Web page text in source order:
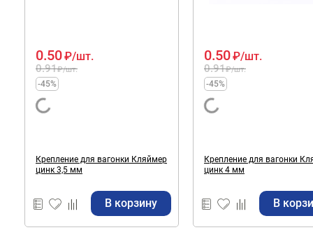
0.91₽/шт.
0.50 ₽/шт.
-45%
Крепление для вагонки Кляймер
цинк 3,5 мм
В корзину
0.91₽/шт.
0.50 ₽/шт.
-45%
Крепление для вагонки
цинк 4 мм
В